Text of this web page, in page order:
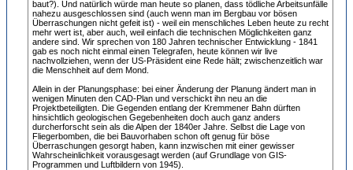
baut?). Und natürlich würde man heute so planen, dass tödliche Arbeitsunfälle
nahezu ausgeschlossen sind (auch wenn man im Bergbau vor bösen
Überraschungen nicht gefeit ist) - weil ein menschliches Leben heute zu recht
mehr wert ist, aber auch, weil einfach die technischen Möglichkeiten ganz
andere sind. Wir sprechen von 180 Jahren technischer Entwicklung - 1841
gab es noch nicht einmal einen Telegrafen, heute können wir live
nachvollziehen, wenn der US-Präsident eine Rede hält; zwischenzeitlich war
die Menschheit auf dem Mond.
Allein in der Planungsphase: bei einer Änderung der Planung ändert man in
wenigen Minuten den CAD-Plan und verschickt ihn neu an die
Projektbeteiligten. Die Gegenden entlang der Kremmener Bahn dürften
hinsichtlich geologischen Gegebenheiten doch auch ganz anders
durcherforscht sein als die Alpen der 1840er Jahre. Selbst die Lage von
Fliegerbomben, die bei Bauvorhaben schon oft genug für böse
Überraschungen gesorgt haben, kann inzwischen mit einer gewisser
Wahrscheinlichkeit vorausgesagt werden (auf Grundlage von GIS-
Programmen und Luftbildern von 1945).